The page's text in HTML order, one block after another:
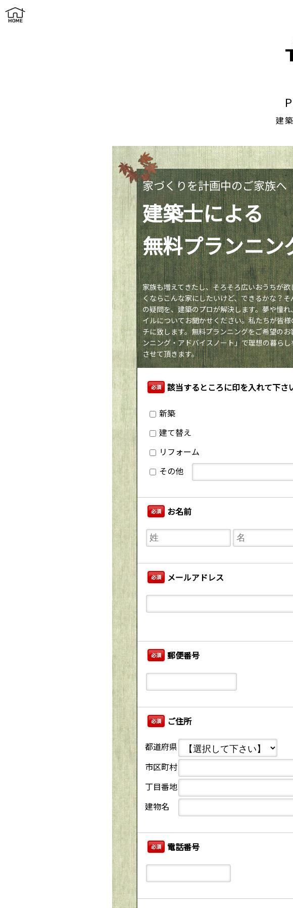
建
家づくりを計画中のご家族へ
建築士による
無料プランニン
家族も増えてきたし、そろそろ広いおうちが
くならこんな家にしたいけど、できるかな？
の疑問を、建築のプロが解決します。夢や憧れ
イルについてお聞かせください。私たちが皆
チに致します。無料プランニングをご希望のお
ンニング・アドバイスノート」で理想の暮ら
させて頂きます。
必須 該当するところに印を入れて下さ
新築
建て替え
リフォーム
その他
必須 お名前
必須 メールアドレス
必須 郵便番号
必須 ご住所
都道府県
市区町村
丁目番地
建物名
必須 電話番号